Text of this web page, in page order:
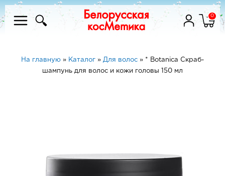
0
На главную » Каталог » Для волос » * Botanica Скраб-
шампунь для волос и кожи головы 150 мл